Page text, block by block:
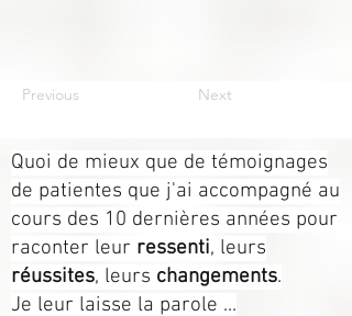
Previous Next
Quoi de mieux que de témoignages
de patientes que j'ai accompagné au
cours des 10 dernières années pour
raconter leur ressenti, leurs
réussites, leurs changements.
Je leur laisse la parole ...